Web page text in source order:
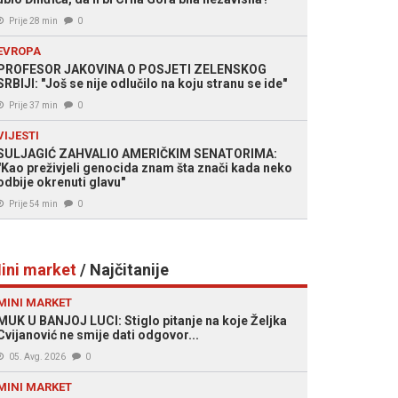
Prije 28 min 0
JAKOVINA O POSJETI ZELENSKOG
"Još se nije odlučilo na koju stranu se ide"
Prije 37 min 0
ZAHVALIO AMERIČKIM SENATORIMA:
preživjeli genocida znam šta znači kada neko
okrenuti glavu"
Prije 54 min 0
market/ Najčitanije
MARKET
U BANJOJ LUCI: Stiglo pitanje na koje Željka
ne smije dati odgovor...
05. Avg. 2026 0
MARKET